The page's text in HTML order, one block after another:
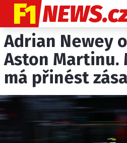
NOVINKY
GRAND
PADDOCK
HISTORIE
PROFILY
PROFILY
Adrian Newey
Aston Martinu.
má přinést